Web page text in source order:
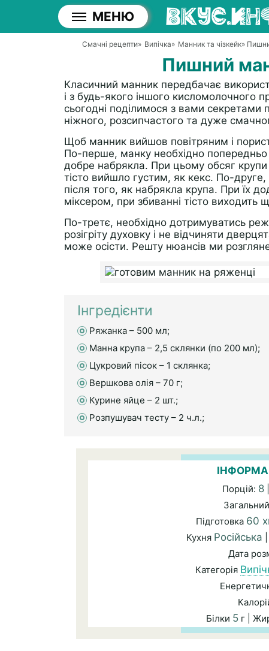
МЕНЮ
Смачні рецепти» Випічка» Манник та чізкейк»
Пишний
Класичний манник передбачає
і з будь-якого іншого кисломолочного
сьогодні поділимося з вами
ніжного, розсипчастого та дуже
Щоб манник вийшов повітряним і
По-перше, манку необхідно
добре набрякла. При цьому обсяг крупи
тісто вийшло густим, як кекс. По-друге,
після того, як набрякла крупа. При їх
міксером, при збиванні тісто виходить
По-третє, необхідно дотримуватись
розігріту духовку і не відчиняти
може осісти. Решту нюансів ми
Інгредієнти
Ряжанка – 500 мл;
Манна крупа – 2,5 склянки (по 200 мл);
Цукровий пісок – 1 склянка;
Вершкова олія – 70 г;
Курине яйце – 2 шт.;
Розпушувач тесту – 2 ч.л.;
Порцій: 8|
Підготовка 60
Кухня Російська
Дата
Категорія
Білки 5г |